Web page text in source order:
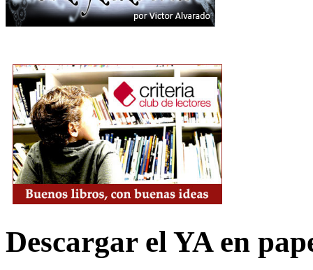
Descargar el YA en